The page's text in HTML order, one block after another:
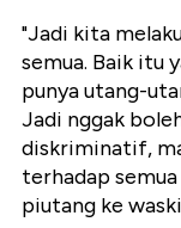
"Jadi kita
semua. Baik itu
punya utang-
Jadi nggak
diskriminatif,
terhadap
piutang ke